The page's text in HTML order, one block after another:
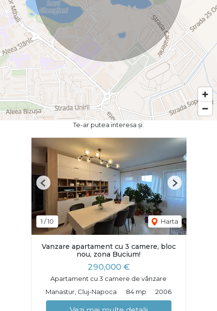
Te-ar putea interesa și:
1 /10 Harta
Previous Next
Vanzare apartament cu 3 camere, bloc
nou, zona Bucium!
290,000 €
Apartament cu 3 camere de vânzare
Manastur, Cluj-Napoca
84 mp 2006